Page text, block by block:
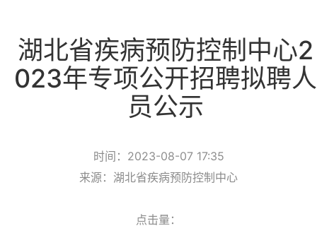
湖北省疾病预防控制中心2
023年专项公开招聘拟聘人
员公示
时间：2023-08-07 17:35
来源：湖北省疾病预防控制中心
点击量：